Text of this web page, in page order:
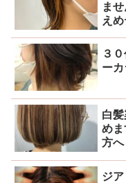
ま
え
３
ー
白
め
方へ
ジ